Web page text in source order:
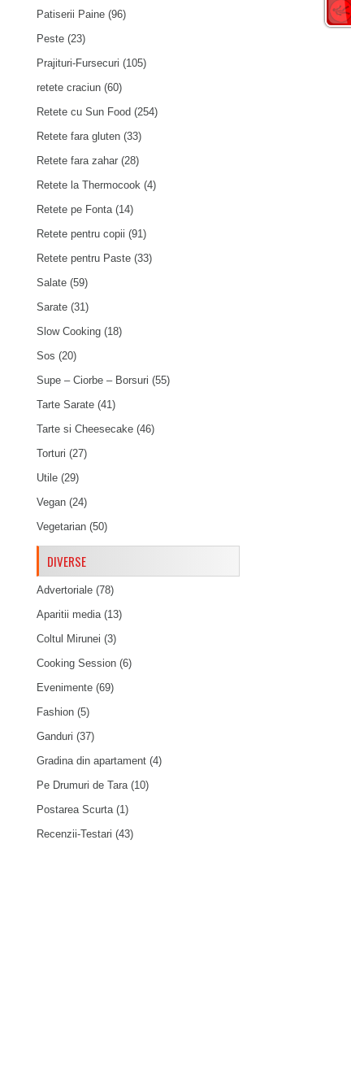
Patiserii Paine (96)
Peste (23)
Prajituri-Fursecuri (105)
retete craciun (60)
Retete cu Sun Food (254)
Retete fara gluten (33)
Retete fara zahar (28)
Retete la Thermocook (4)
Retete pe Fonta(14)
Retete pentru copii (91)
Retete pentru Paste (33)
Salate (59)
Sarate (31)
Slow Cooking (18)
Sos (20)
Supe – Ciorbe – Borsuri (55)
Tarte Sarate (41)
Tarte si Cheesecake (46)
Torturi (27)
Utile (29)
Vegan (24)
Vegetarian (50)
DIVERSE
Advertoriale (78)
Aparitii media(13)
Coltul Mirunei (3)
Cooking Session (6)
Evenimente (69)
Fashion (5)
Ganduri (37)
Gradina din apartament (4)
Pe Drumuri de Tara(10)
Postarea Scurta(1)
Recenzii-Testari (43)